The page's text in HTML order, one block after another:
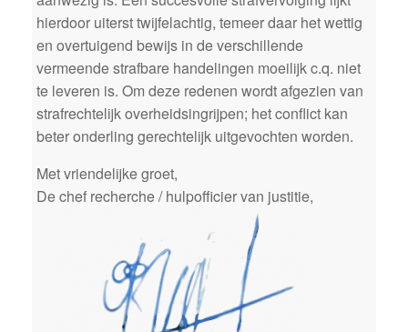
hierdoor uiterst twijfelachtig, temeer daar het wettig
en overtuigend bewijs in de verschillende
vermeende strafbare handelingen moeilijk c.q. niet
te leveren is. Om deze redenen wordt afgezien van
strafrechtelijk overheidsingrijpen; het conflict kan
beter onderling gerechtelijk uitgevochten worden.
Met vriendelijke groet,
De chef recherche / hulpofficier van justitie,